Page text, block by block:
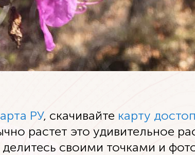
РУ, скачивайте карту
растет это удивительное
своими точками и